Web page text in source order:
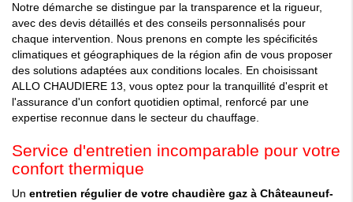
Notre démarche se distingue par la transparence et la rigueur,
avec des devis détaillés et des conseils personnalisés pour
chaque intervention. Nous prenons en compte les spécificités
climatiques et géographiques de la région afin de vous proposer
des solutions adaptées aux conditions locales. En choisissant
ALLO CHAUDIERE 13, vous optez pour la tranquillité d'esprit et
l'assurance d'un confort quotidien optimal, renforcé par une
expertise reconnue dans le secteur du chauffage.
Service d'entretien incomparable pour votre
confort thermique
Un entretien régulier de votre chaudière gaz à Châteauneuf-